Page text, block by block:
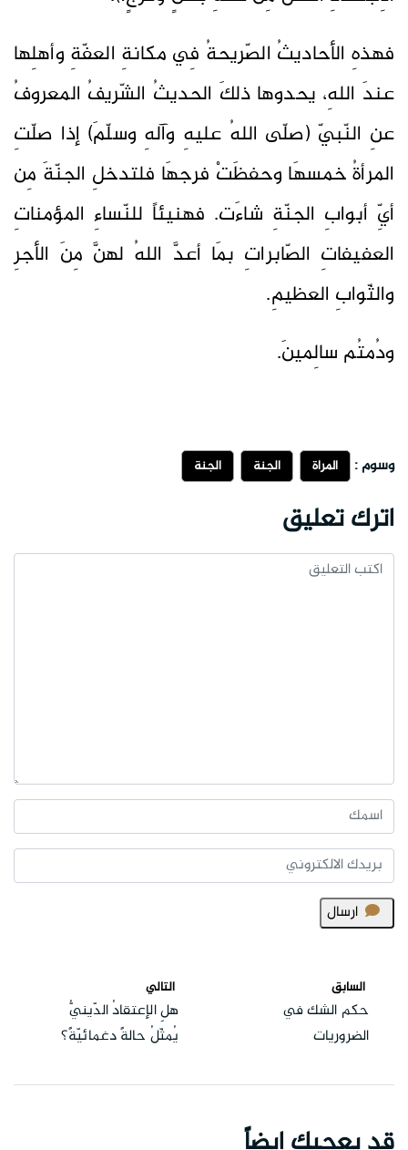
فهذهِ الأحاديثُ الصّريحةُ فِي مكانةِ العفّةِ وأهلِها
عندَ اللهِ، يحدوها ذلكَ الحديثُ الشّريفُ المعروفُ
عنِ النّبيّ (صلّى اللهُ عليهِ وآلهِ وسلّمَ) إذا صلّتِ
المرأةُ خمسهَا وحفظَتْ فرجهَا فلتدخلِ الجنّةَ مِن
أيِّ أبوابِ الجنّةِ شاءَت. فهنيئاً للنّساءِ المؤمناتِ
العفيفاتِ الصّابراتِ بمَا أعدَّ اللهُ لهنَّ مِنَ الأجرِ
والثّوابِ العظيمِ.
ودُمتُم سالِمينَ.
وسوم : المرأة الجنة الجنة
اترك تعليق
ارسال
السابق
حكم الشك في
الضروريات
التالي
هلِ الإعتقادُ الدّينيُّ
يُمثّلُ حالةً دغمائيّةً؟